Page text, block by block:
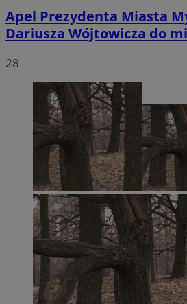
Apel Prezydenta Miasta
Dariusza Wójtowicza do
28